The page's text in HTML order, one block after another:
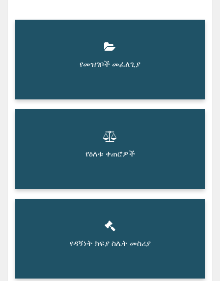
የመዝገቦች መፈለጊያ
የዕለቱ ቀጠሮዎች
የዳኝነት ክፍያ ስሌት መስሪያ